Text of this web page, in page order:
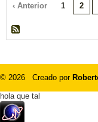
‹ Anterior 1 2
© 2026 Creado por
hola que tal